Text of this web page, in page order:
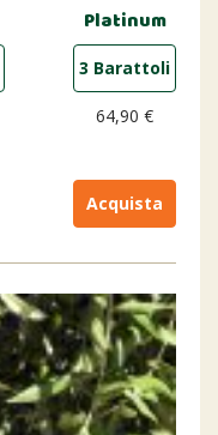
Platinum
3 Barattoli
64,90 €
Acquista